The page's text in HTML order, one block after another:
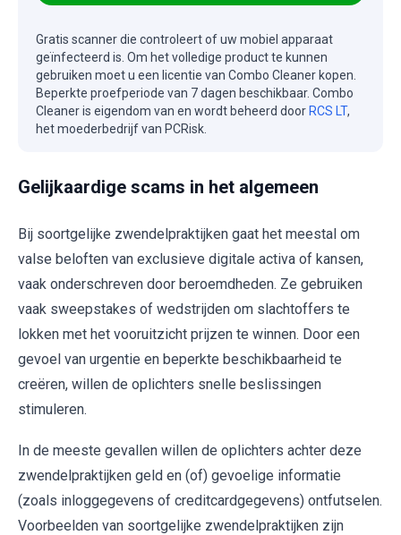
Gratis scanner die controleert of uw mobiel apparaat
geïnfecteerd is. Om het volledige product te kunnen
gebruiken moet u een licentie van Combo Cleaner kopen.
Beperkte proefperiode van 7 dagen beschikbaar. Combo
Cleaner is eigendom van en wordt beheerd door RCS LT,
het moederbedrijf van PCRisk.
Gelijkaardige scams in het algemeen
Bij soortgelijke zwendelpraktijken gaat het meestal om
valse beloften van exclusieve digitale activa of kansen,
vaak onderschreven door beroemdheden. Ze gebruiken
vaak sweepstakes of wedstrijden om slachtoffers te
lokken met het vooruitzicht prijzen te winnen. Door een
gevoel van urgentie en beperkte beschikbaarheid te
creëren, willen de oplichters snelle beslissingen
stimuleren.
In de meeste gevallen willen de oplichters achter deze
zwendelpraktijken geld en (of) gevoelige informatie
(zoals inloggegevens of creditcardgegevens) ontfutselen.
Voorbeelden van soortgelijke zwendelpraktijken zijn